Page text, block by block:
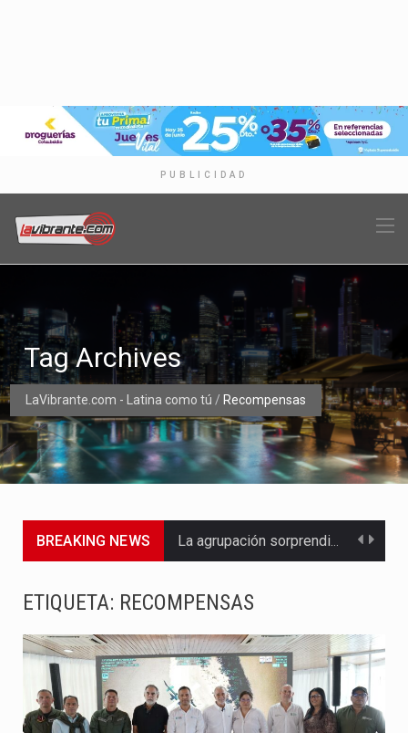
PUBLICIDAD
LaVibrante.com - Latina como tú / Recompensas
Tag Archives
BREAKING NEWS La agrupación sorprendió a los pasajeros de Circular Sur con…
La Red Pro, integrada por 14 organizaciones que trabajan por…
El dúo bogotano presenta una nueva versión de su segundo…
ETIQUETA: RECOMPENSAS